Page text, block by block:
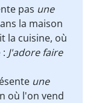
pas une
la maison
la cuisine, où
: J'adore faire
une
où l'on vend